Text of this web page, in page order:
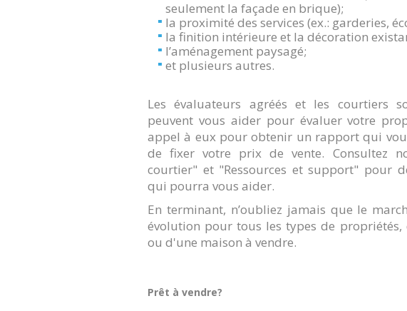
seulement la façade en brique);
la proximité des services (ex.: garderies,
la finition intérieure et la décoration
l’aménagement paysagé;
et plusieurs autres.
Les évaluateurs agréés et les courtiers
peuvent vous aider pour évaluer votre
appel à eux pour obtenir un rapport qui
de fixer votre prix de vente. Consultez
courtier" et "Ressources et support" pour
qui pourra vous aider.
En terminant, n’oubliez jamais que le
évolution pour tous les types de
ou d'une maison à vendre.
Prêt à vendre?